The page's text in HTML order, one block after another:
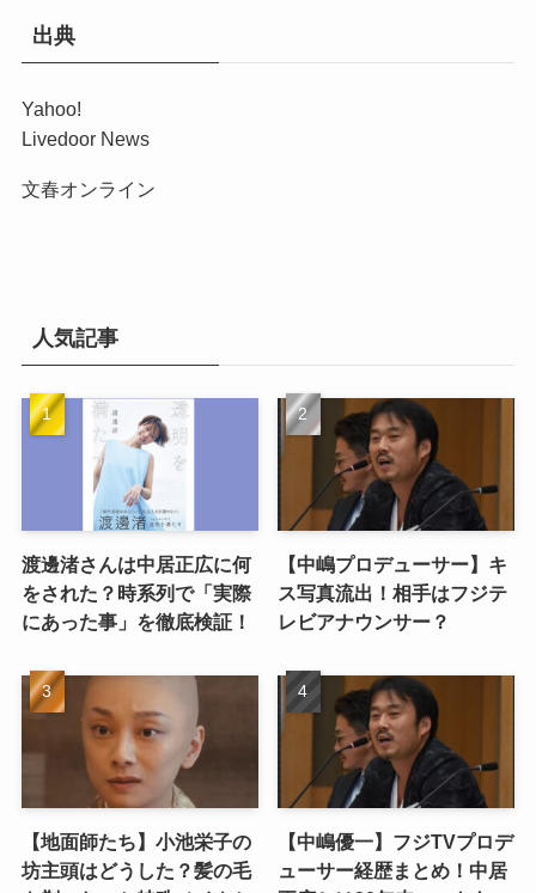
出典
Yahoo!
Livedoor News
文春オンライン
人気記事
渡邊渚さんは中居正広に何
をされた？時系列で「実際
にあった事」を徹底検証！
【中嶋プロデューサー】キ
ス写真流出！相手はフジテ
レビアナウンサー？
【地面師たち】小池栄子の
坊主頭はどうした？髪の毛
【中嶋優一】フジTVプロデ
ューサー経歴まとめ！中居